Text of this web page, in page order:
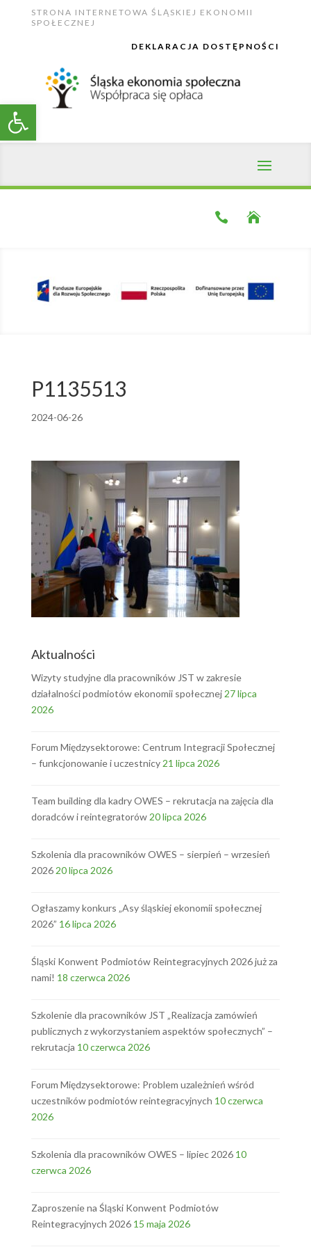
Open toolbar
content
STRONA INTERNETOWA ŚLĄSKIEJ EKONOMII
SPOŁECZNEJ
DEKLARACJA DOSTĘPNOŚCI


P1135513
2024-06-26
Aktualności
Wizyty studyjne dla pracowników JST w zakresie
działalności podmiotów ekonomii społecznej 27 lipca
2026
Forum Międzysektorowe: Centrum Integracji Społecznej
– funkcjonowanie i uczestnicy 21 lipca 2026
Team building dla kadry OWES – rekrutacja na zajęcia dla
doradców i reintegratorów 20 lipca 2026
Szkolenia dla pracowników OWES – sierpień – wrzesień
2026 20 lipca 2026
Ogłaszamy konkurs „Asy śląskiej ekonomii społecznej
2026” 16 lipca 2026
Śląski Konwent Podmiotów Reintegracyjnych 2026 już za
nami! 18 czerwca 2026
Szkolenie dla pracowników JST „Realizacja zamówień
publicznych z wykorzystaniem aspektów społecznych” –
rekrutacja 10 czerwca 2026
Forum Międzysektorowe: Problem uzależnień wśród
uczestników podmiotów reintegracyjnych 10 czerwca
2026
Szkolenia dla pracowników OWES – lipiec 2026 10
czerwca 2026
Zaproszenie na Śląski Konwent Podmiotów
Reintegracyjnych 2026 15 maja 2026